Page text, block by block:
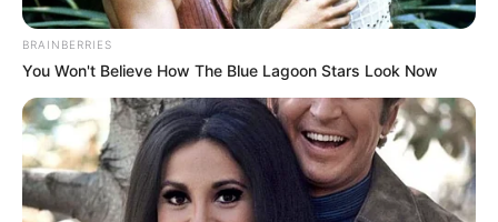
BRAINBERRIES
You Won't Believe How The Blue Lagoon Stars Look Now